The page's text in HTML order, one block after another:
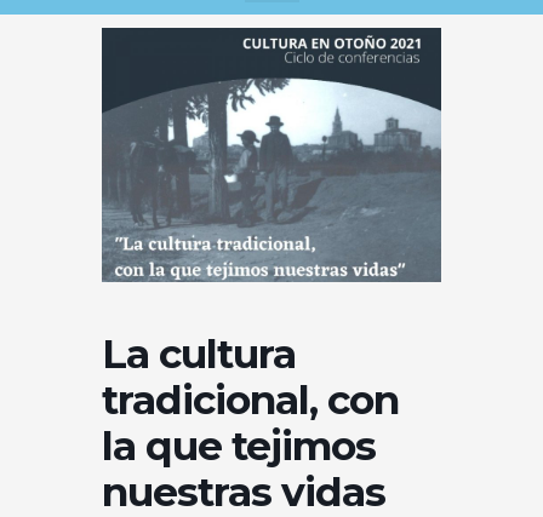
La cultura
tradicional, con
la que tejimos
nuestras vidas